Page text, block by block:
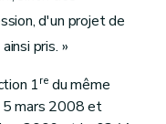
d'un projet de
pris. »
1redu même
5 mars 2008 et